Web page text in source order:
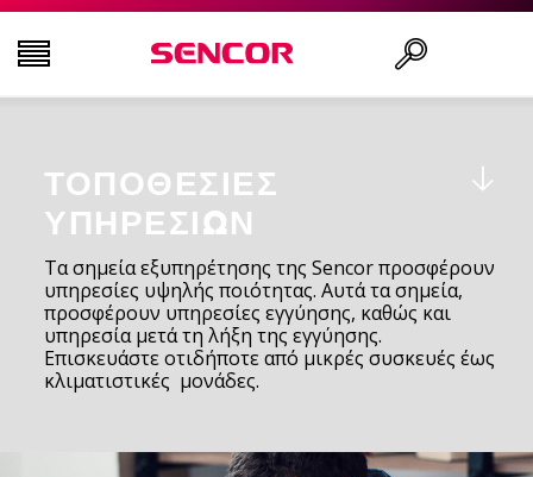
ΕΙΚΌΝΑ & ΉΧΟΣ
ΟΙΚΙΑΚΌΣ ΕΞΟΠΛΙΣΜΌΣ
ΝΟΙΚΟΚΥΡΙΌ
ΤΟΠΟΘΕΣΊΕΣ
ΥΠΗΡΕΣΙΏΝ
Τα σημεία εξυπηρέτησης της Sencor προσφέρουν
υπηρεσίες υψηλής ποιότητας. Αυτά τα σημεία,
προσφέρουν υπηρεσίες εγγύησης, καθώς και
υπηρεσία μετά τη λήξη της εγγύησης.
Επισκευάστε οτιδήποτε από μικρές συσκευές έως
κλιματιστικές μονάδες.